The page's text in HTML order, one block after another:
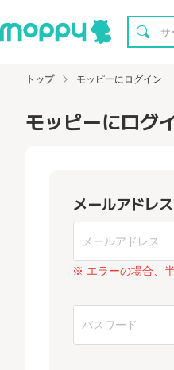
トップ モッピーにログイン
モッピーにログ
メールアドレ
※ エラーの場合、